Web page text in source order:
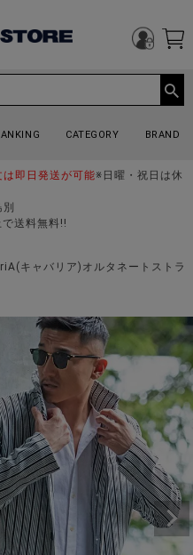
CATEGORY BRAND
即日発送が可能※日曜・祝日は休
送料無料!!
キャバリア)オルタネートストラ